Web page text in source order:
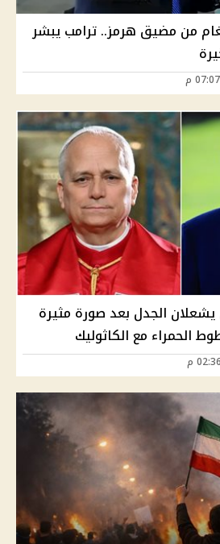
من مضيق هرمز.. ترامب يبشر
يشعلان الجدل بعد صورة مثيرة
الحمراء مع الكاثوليك